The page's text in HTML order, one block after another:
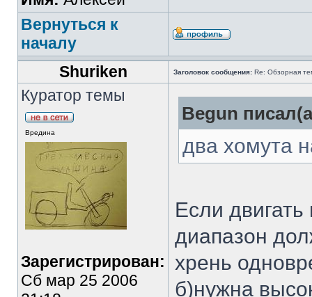
Вернуться к
началу
Shuriken
Заголовок сообщения: Re: Обзорная
Куратор темы
Вредина
Зарегистрирован:
Сб мар 25 2006
Begun
два хомута
Если двигать
диапазон
хрень
б)нужна